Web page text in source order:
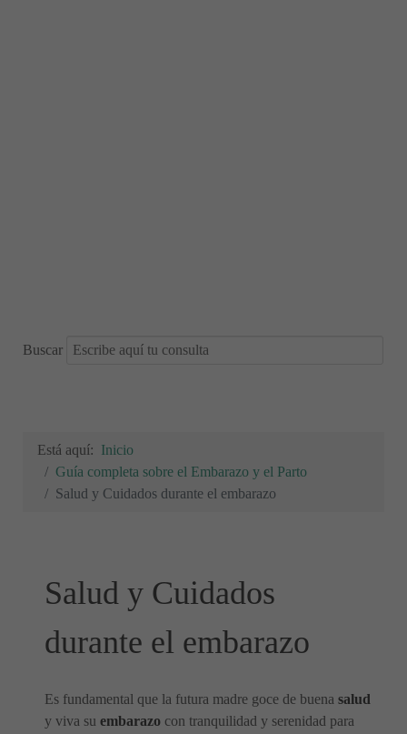
Buscar
Está aquí: Inicio
Guía completa sobre el Embarazo y el Parto
Salud y Cuidados durante el embarazo
Salud y Cuidados
durante el embarazo
Es fundamental que la futura madre goce de buena salud
y viva su embarazo con tranquilidad y serenidad para